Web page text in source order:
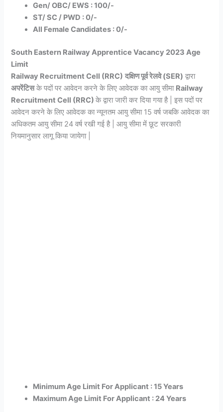
Gen/ OBC/ EWS : 100/-
ST/ SC / PWD : 0/-
All Female Candidates : 0/-
South Eastern Railway Apprentice Vacancy 2023 Age
Limit
Railway Recruitment Cell (RRC) दक्षिण पूर्व रेलवे (SER) द्वारा
अपरेंटिसके पदों पर आवेदन करने के लिए आवेदक का आयु सीमा Railway
Recruitment Cell (RRC)के द्वारा जारी कर दिया गया है | इस पदों पर
आवेदन करने के लिए आवेदक का न्यूनतम आयु सीमा 15 वर्ष जबकि आवेदक का
अधिकतम आयु सीमा 24 वर्ष रखी गई है | आयु सीमा में छूट सरकारी
नियमानुसार लागू किया जायेगा |
Minimum Age Limit For Applicant : 15 Years
Maximum Age Limit For Applicant : 24 Years